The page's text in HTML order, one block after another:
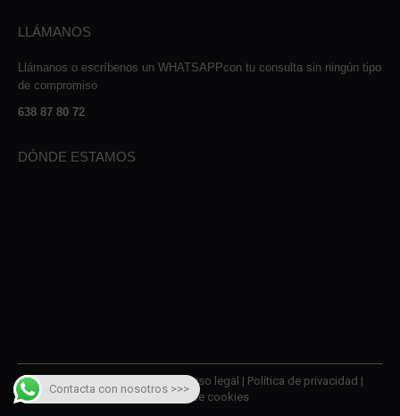
LLÁMANOS
Llámanos o escríbenos un WHATSAPPcon tu consulta sin ningún tipo
de compromiso
638 87 80 72
DÓNDE ESTAMOS
© 2026 AMQM Recambios | Aviso legal | Política de privacidad |
Política de cookies
Contacta con nosotros >>>